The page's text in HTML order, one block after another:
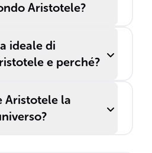
Aristotele?
ideale di
e perché?
Aristotele la